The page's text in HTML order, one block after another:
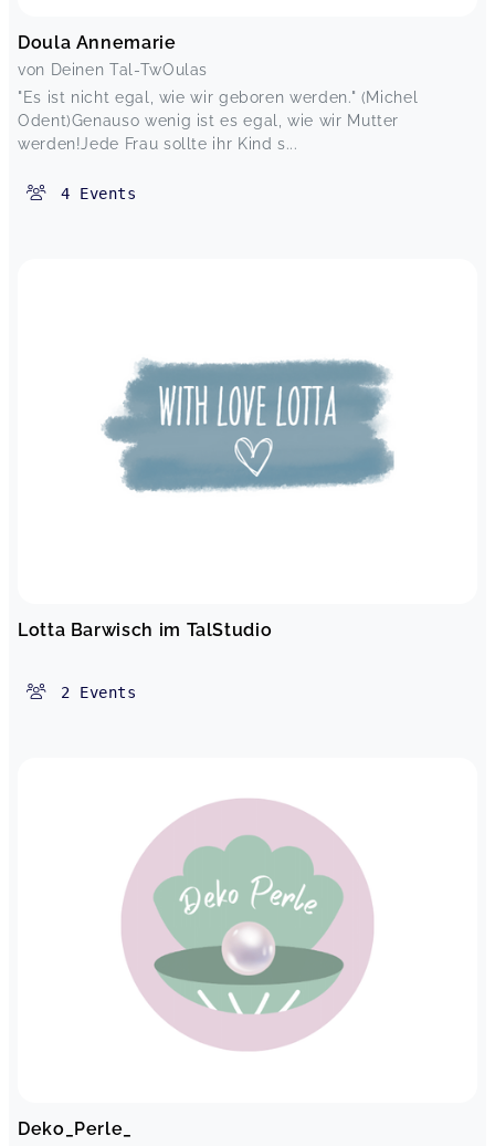
Doula Annemarie
von Deinen Tal-TwOulas
"Es ist nicht egal, wie wir geboren werden." (Michel
Odent)Genauso wenig ist es egal, wie wir Mutter
werden!Jede Frau sollte ihr Kind s...
4 Events
Lotta Barwisch im TalStudio
2 Events
Deko_Perle_